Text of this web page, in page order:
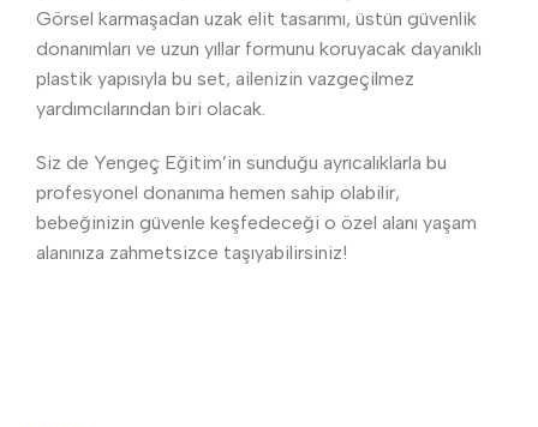
Görsel karmaşadan uzak elit tasarımı, üstün güvenlik
donanımları ve uzun yıllar formunu koruyacak dayanıklı
plastik yapısıyla bu set, ailenizin vazgeçilmez
yardımcılarından biri olacak.
Siz de Yengeç Eğitim’in sunduğu ayrıcalıklarla bu
profesyonel donanıma hemen sahip olabilir,
bebeğinizin güvenle keşfedeceği o özel alanı yaşam
alanınıza zahmetsizce taşıyabilirsiniz!